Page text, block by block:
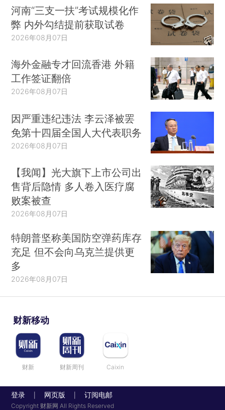
河南“三支一扶”考试规模化作
弊 内外勾结提前获取试卷
2026年08月07日
海外金融专才回流香港 外籍
工作签证翻倍
2026年08月07日
因严重违纪违法 李云泽被罢
免第十四届全国人大代表职务
2026年08月07日
【我闻】光大旗下上市公司出
售背后隐情 多人卷入医疗腐
败案被查
2026年08月07日
特朗普坚称美国防空弹药库存
充足 但不会向乌克兰提供更
多
2026年08月07日
财新移动
财新 财新周刊 Caixin
登录 网页版 订阅电邮
Copyright 财新网 All Rights Reserved